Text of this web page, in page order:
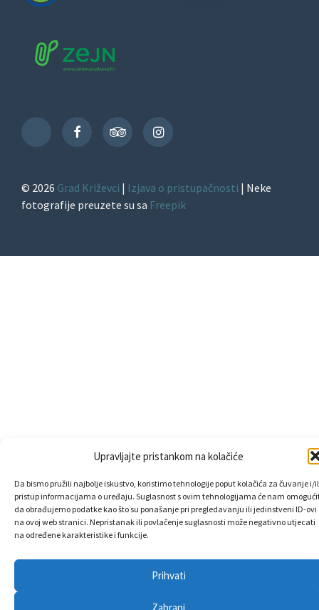
Upravljajte pristankom na kolačiće
Da bismo pružili najbolje iskustvo, koristimo tehnologije poput kolačića za čuvanje i/
pristup informacijama o uređaju. Suglasnost s ovim tehnologijama će nam
da obrađujemo podatke kao što su ponašanje pri pregledavanju ili jedinstveni ID-ovi
na ovoj web stranici. Nepristanak ili povlačenje suglasnosti može negativno utjecati
na određene karakteristike i funkcije.
Prihvati
Zabrani
TikTok
FacebookTripAdvisorInstagram
© 2026 Grad Križevci | Izjava o pristupačnosti | Neke
fotografije preuzete su sa Freepik